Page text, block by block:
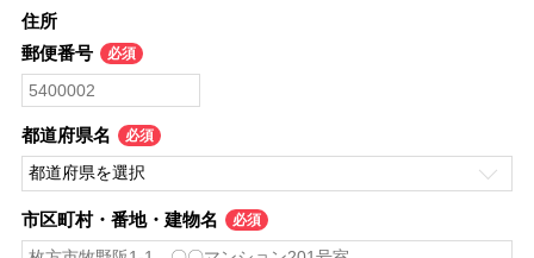
住所
郵便番号
都道府県名
市区町村・番地・建物名